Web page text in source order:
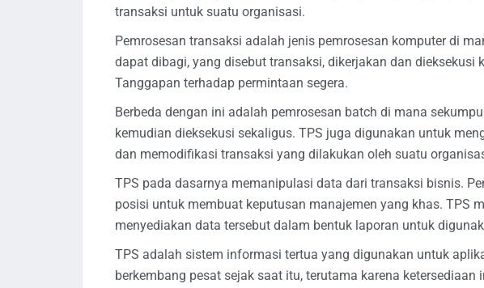
transaksi untuk suatu organisasi.
Pemrosesan transaksi adalah jenis pemrosesan komputer di
dapat dibagi, yang disebut transaksi, dikerjakan dan dieksekusi
Tanggapan terhadap permintaan segera.
Berbeda dengan ini adalah pemrosesan batch di mana
kemudian dieksekusi sekaligus. TPS juga digunakan untuk
dan memodifikasi transaksi yang dilakukan oleh suatu
TPS pada dasarnya memanipulasi data dari transaksi bisnis.
posisi untuk membuat keputusan manajemen yang khas. TPS
menyediakan data tersebut dalam bentuk laporan untuk
TPS adalah sistem informasi tertua yang digunakan untuk
berkembang pesat sejak saat itu, terutama karena ketersediaan